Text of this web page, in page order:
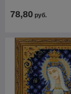
78,80 руб.